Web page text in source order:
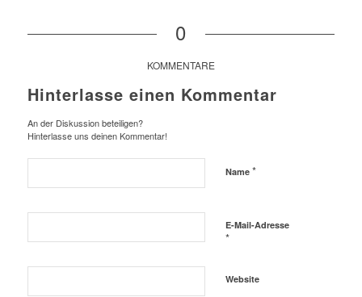
0
KOMMENTARE
Hinterlasse einen Kommentar
An der Diskussion beteiligen?
Hinterlasse uns deinen Kommentar!
Name *
E-Mail-Adresse
*
Website